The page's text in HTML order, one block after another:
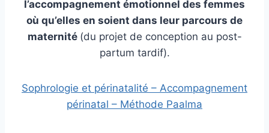
l’accompagnement émotionnel des femmes
où qu’elles en soient dans leur parcours de
maternité (du projet de conception au post-
partum tardif).
Sophrologie et périnatalité – Accompagnement
périnatal – Méthode Paalma